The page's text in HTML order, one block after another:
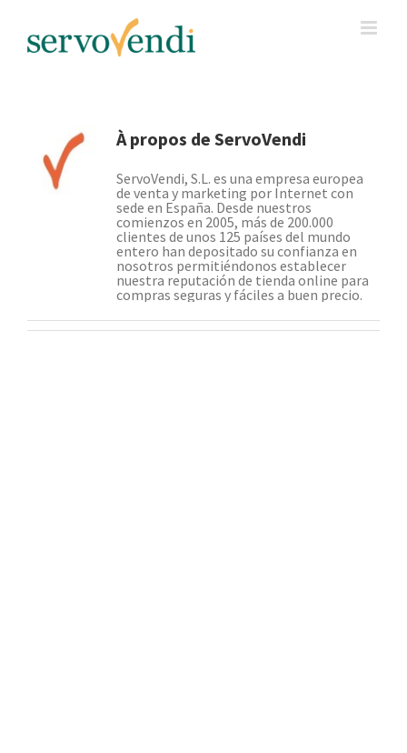
content
À propos de ServoVendi
ServoVendi, S.L. es una empresa europea
de venta y marketing por Internet con
sede en España. Desde nuestros
comienzos en 2005, más de 200.000
clientes de unos 125 países del mundo
entero han depositado su confianza en
nosotros permitiéndonos establecer
nuestra reputación de tienda online para
compras seguras y fáciles a buen precio.